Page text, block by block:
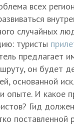
всех
случайных
туристы
предлагает
он будет
основанной
опыте. И какое
Гид
поставленной